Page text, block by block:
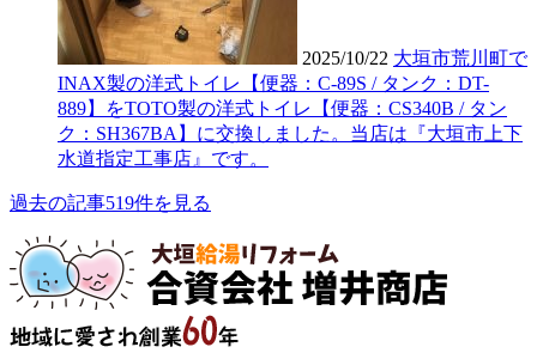
2025/10/22 大垣市荒川町で
INAX製の洋式トイレ【便器：C-89S / タンク：DT-
889】をTOTO製の洋式トイレ【便器：CS340B / タン
ク：SH367BA】に交換しました。当店は『大垣市上下
水道指定工事店』です。
過去の記事519件を見る